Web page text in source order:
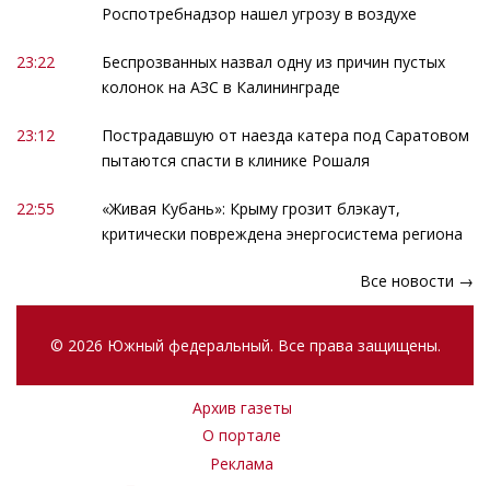
Роспотребнадзор нашел угрозу в воздухе
23:22
Беспрозванных назвал одну из причин пустых
колонок на АЗС в Калининграде
23:12
Пострадавшую от наезда катера под Саратовом
пытаются спасти в клинике Рошаля
22:55
«Живая Кубань»: Крыму грозит блэкаут,
критически повреждена энергосистема региона
Все новости →
© 2026 Южный федеральный. Все права защищены.
Архив газеты
О портале
Реклама